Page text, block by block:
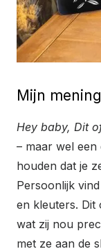
Mijn mening
Hey baby, Dit
– maar wel
houden dat je
Persoonlijk
en kleuters. Dit
wat zij nou
met ze aan de